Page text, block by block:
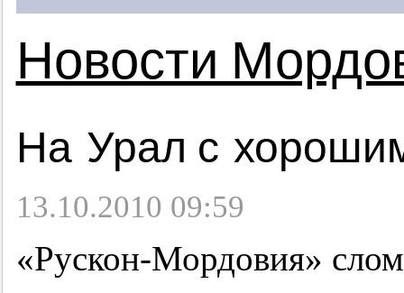
Новости
На Урал с
13.10.2010 09:59
«Рускон-Мордовия»